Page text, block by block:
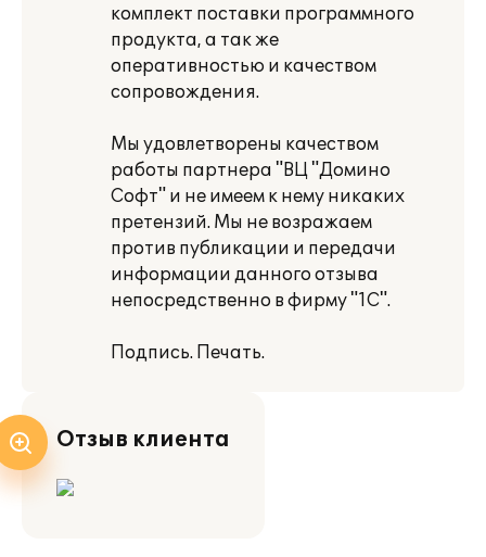
комплект поставки программного
продукта, а так же
оперативностью и качеством
сопровождения.
Мы удовлетворены качеством
работы партнера "ВЦ "Домино
Софт" и не имеем к нему никаких
претензий. Мы не возражаем
против публикации и передачи
информации данного отзыва
непосредственно в фирму "1С".
Подпись. Печать.
Отзыв клиента